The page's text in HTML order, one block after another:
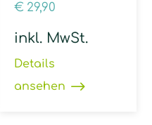
€ 29,90
inkl. MwSt.
Details
ansehen